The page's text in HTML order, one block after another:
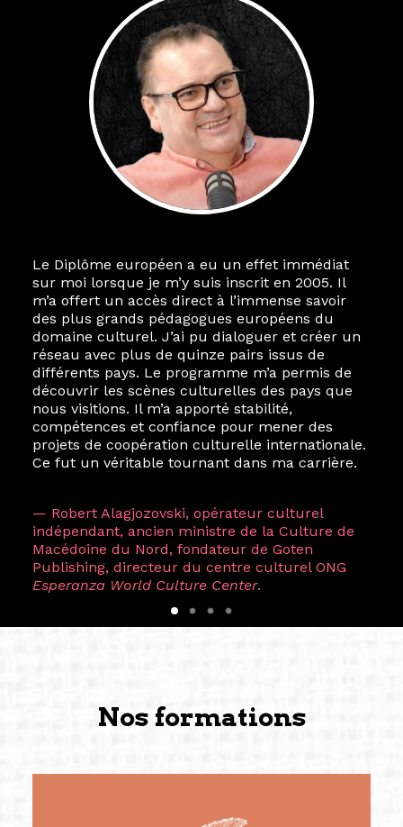
Le Diplôme européen a eu un effet immédiat
sur moi lorsque je m’y suis inscrit en 2005. Il
m’a offert un accès direct à l’immense savoir
des plus grands pédagogues européens du
domaine culturel. J’ai pu dialoguer et créer un
réseau avec plus de quinze pairs issus de
différents pays. Le programme m’a permis de
découvrir les scènes culturelles des pays que
nous visitions. Il m’a apporté stabilité,
compétences et confiance pour mener des
projets de coopération culturelle internationale.
Ce fut un véritable tournant dans ma carrière.
— Robert Alagjozovski, opérateur culturel
indépendant, ancien ministre de la Culture de
Macédoine du Nord, fondateur de Goten
Publishing, directeur du centre culturel ONG
Esperanza World Culture Center.
Nos formations